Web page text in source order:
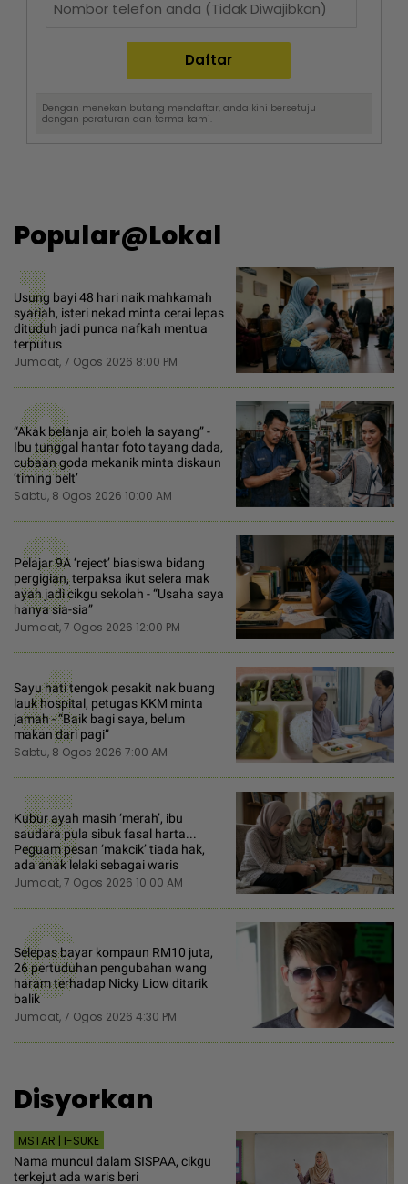
Dengan menekan butang mendaftar, anda kini bersetuju
dengan peraturan dan terma kami.
Popular@Lokal
1
Usung bayi 48 hari naik mahkamah
syariah, isteri nekad minta cerai lepas
dituduh jadi punca nafkah mentua
terputus
Jumaat, 7 Ogos 2026 8:00 PM
2
“Akak belanja air, boleh la sayang” -
Ibu tunggal hantar foto tayang dada,
cubaan goda mekanik minta diskaun
‘timing belt’
Sabtu, 8 Ogos 2026 10:00 AM
3
Pelajar 9A ‘reject’ biasiswa bidang
pergigian, terpaksa ikut selera mak
ayah jadi cikgu sekolah - “Usaha saya
hanya sia-sia”
Jumaat, 7 Ogos 2026 12:00 PM
4
Sayu hati tengok pesakit nak buang
lauk hospital, petugas KKM minta
jamah - “Baik bagi saya, belum
makan dari pagi”
Sabtu, 8 Ogos 2026 7:00 AM
5
Kubur ayah masih ‘merah’, ibu
saudara pula sibuk fasal harta...
Peguam pesan ‘makcik’ tiada hak,
ada anak lelaki sebagai waris
Jumaat, 7 Ogos 2026 10:00 AM
6
Selepas bayar kompaun RM10 juta,
26 pertuduhan pengubahan wang
haram terhadap Nicky Liow ditarik
balik
Jumaat, 7 Ogos 2026 4:30 PM
Disyorkan
MSTAR | I-SUKE
Nama muncul dalam SISPAA, cikgu
terkejut ada waris beri